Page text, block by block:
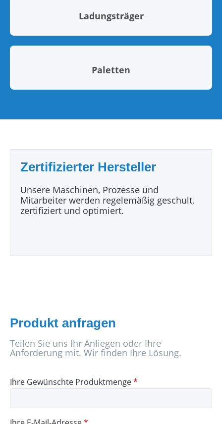
Ladungsträger
Paletten
Zertifizierter Hersteller
Unsere Maschinen, Prozesse und
Mitarbeiter werden regelemäßig geschult,
zertifiziert und optimiert.
Produkt anfragen
Teilen Sie uns Ihr Anliegen oder Ihre
Anforderung mit. Wir finden Ihre Lösung.
Ihre Gewünschte Produktmenge*